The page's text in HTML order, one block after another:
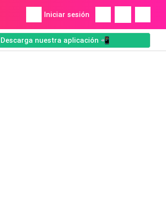
Iniciar sesión
Descarga nuestra aplicación 📲